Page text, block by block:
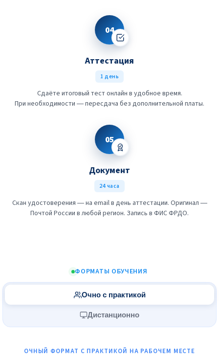
04
Аттестация
1 день
Сдаёте итоговый тест онлайн в удобное время.
При необходимости — пересдача без дополнительной платы.
05
Документ
24 часа
Скан удостоверения — на email в день аттестации. Оригинал —
Почтой России в любой регион. Запись в ФИС ФРДО.
ФОРМАТЫ ОБУЧЕНИЯ
Очно с практикой
Дистанционно
ОЧНЫЙ ФОРМАТ С ПРАКТИКОЙ НА РАБОЧЕМ МЕСТЕ